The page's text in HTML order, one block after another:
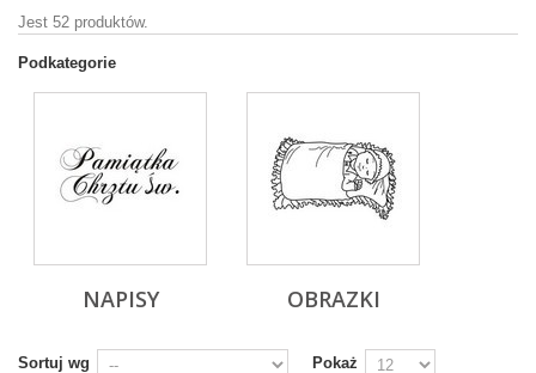
Jest 52 produktów.
Podkategorie
NAPISY OBRAZKI
Sortuj wg
Pokaż